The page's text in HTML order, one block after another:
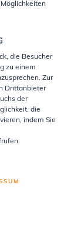
die Besucher
zu einem
Zur
Drittanbieter
der
die
indem Sie